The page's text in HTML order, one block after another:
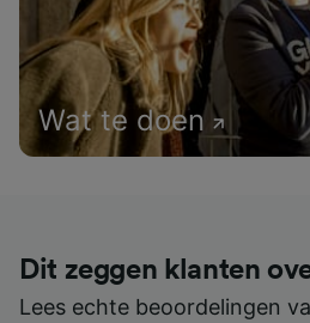
Wat te doen
Dit zeggen klanten
Lees echte beoordelingen